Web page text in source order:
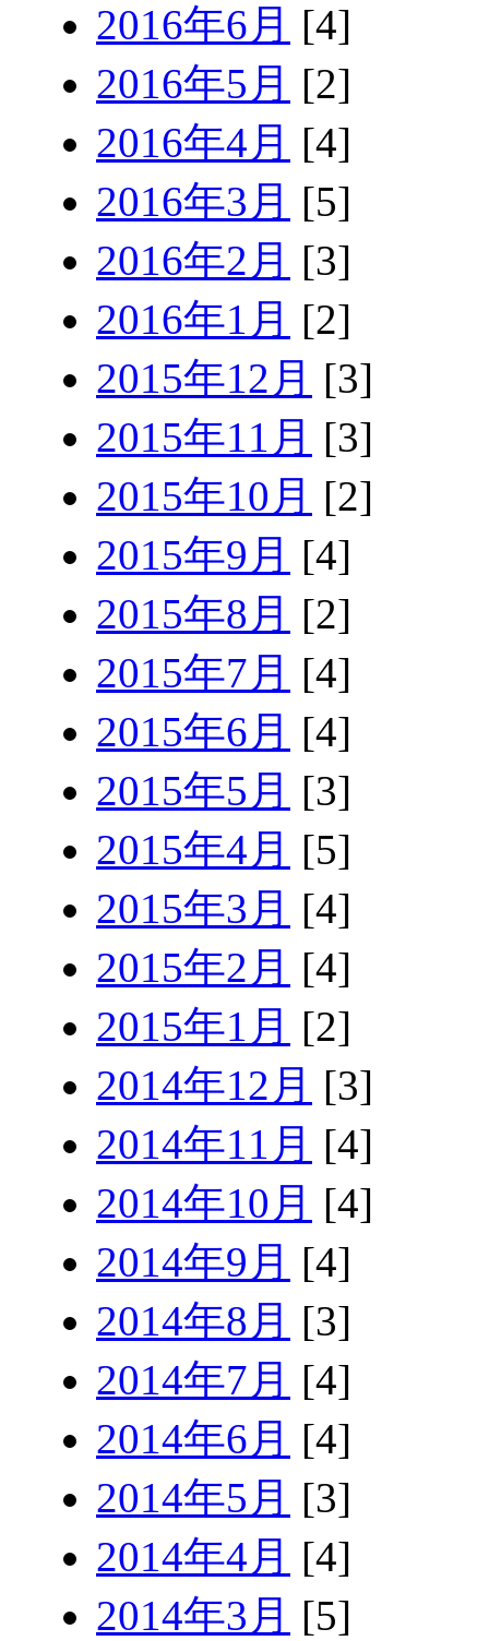
2016年6月 [4]
2016年5月 [2]
2016年4月 [4]
2016年3月 [5]
2016年2月 [3]
2016年1月 [2]
2015年12月 [3]
2015年11月 [3]
2015年10月 [2]
2015年9月 [4]
2015年8月 [2]
2015年7月 [4]
2015年6月 [4]
2015年5月 [3]
2015年4月 [5]
2015年3月 [4]
2015年2月 [4]
2015年1月 [2]
2014年12月 [3]
2014年11月 [4]
2014年10月 [4]
2014年9月 [4]
2014年8月 [3]
2014年7月 [4]
2014年6月 [4]
2014年5月 [3]
2014年4月 [4]
2014年3月 [5]